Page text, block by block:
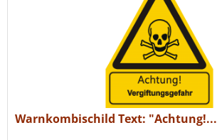
Warnkombischild Text: "Achtung!...